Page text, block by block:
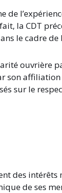
de
la CDT
le cadre de
ouvrière
son
sur le
des
de ses